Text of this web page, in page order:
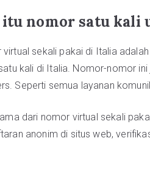
itu nomor satu kali
virtual sekali pakai di Italia
kali di Italia. Nomor-nomor
Seperti semua layanan
dari nomor virtual sekali
anonim di situs web,